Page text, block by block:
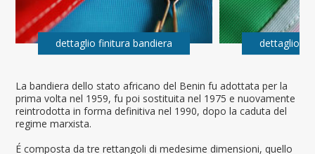
La bandiera dello stato africano del Benin fu adottata per la
prima volta nel 1959, fu poi sostituita nel 1975 e nuovamente
reintrodotta in forma definitiva nel 1990, dopo la caduta del
regime marxista.
É composta da tre rettangoli di medesime dimensioni, quello
dettaglio finitura bandiera dettaglio